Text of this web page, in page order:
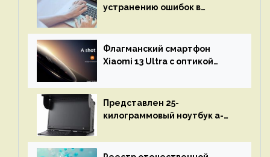
устранению ошибок в
остановится до полного
восстановления кода и
объяснит, что пошло не так
Флагманский смартфон
Xiaomi 13 Ultra с оптикой
представят 18 апреля
Представлен 25-
килограммовый ноутбук a-
до 3 Тбайт DDR5 и шесть
дисплеев